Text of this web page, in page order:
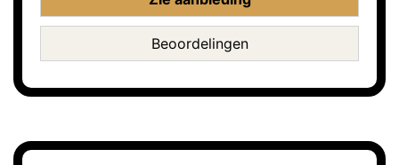
Beoordelingen